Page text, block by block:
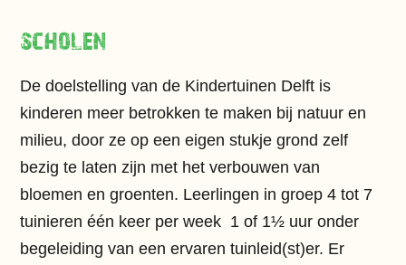
scholen
De doelstelling van de Kindertuinen Delft is
kinderen meer betrokken te maken bij natuur en
milieu, door ze op een eigen stukje grond zelf
bezig te laten zijn met het verbouwen van
bloemen en groenten. Leerlingen in groep 4 tot 7
tuinieren één keer per week 1 of 1½ uur onder
begeleiding van een ervaren tuinleid(st)er. Er